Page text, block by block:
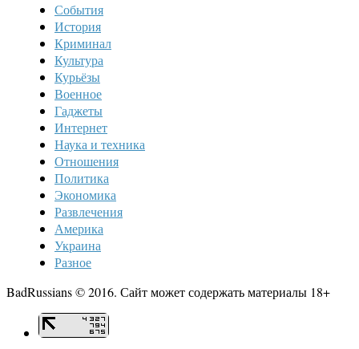
События
История
Криминал
Культура
Курьёзы
Военное
Гаджеты
Интернет
Наука и техника
Отношения
Политика
Экономика
Развлечения
Америка
Украина
Разное
BadRussians © 2016. Сайт может содержать материалы 18+